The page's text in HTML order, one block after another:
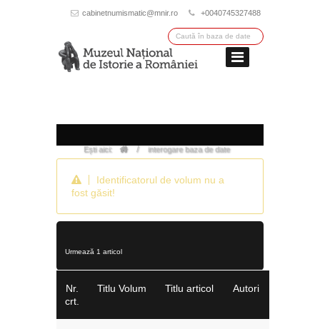
cabinetnumismatic@mnir.ro +0040745327488
Ești aici: / interogare baza de date
Identificatorul de volum nu a
fost găsit!
Urmează 1 articol
Nr.
crt.
Titlu Volum Titlu articol Autori